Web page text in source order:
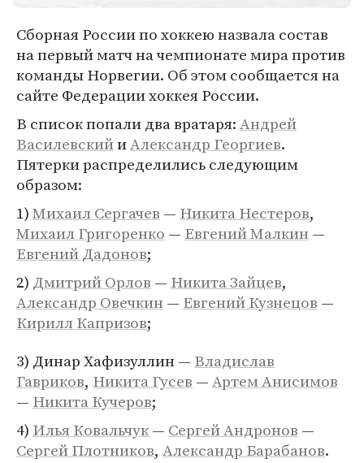
Сборная России по хоккею назвала состав
на первый матч на чемпионате мира против
команды Норвегии. Об этом сообщается на
сайте Федерации хоккея России.
В список попали два вратаря:Андрей
ВасилевскийиАлександр Георгиев.
Пятерки распределились следующим
образом:
1)Михаил Сергачев — Никита Нестеров,
Михаил Григоренко — Евгений Малкин —
Евгений Дадонов;
2) Дмитрий Орлов — Никита Зайцев,
Александр Овечкин — Евгений Кузнецов —
Кирилл Капризов;
3) Динар Хафизуллин — Владислав
Гавриков, Никита Гусев —Артем Анисимов
— Никита Кучеров;
4) Илья Ковальчук— Сергей Андронов —
Сергей Плотников, Александр Барабанов.